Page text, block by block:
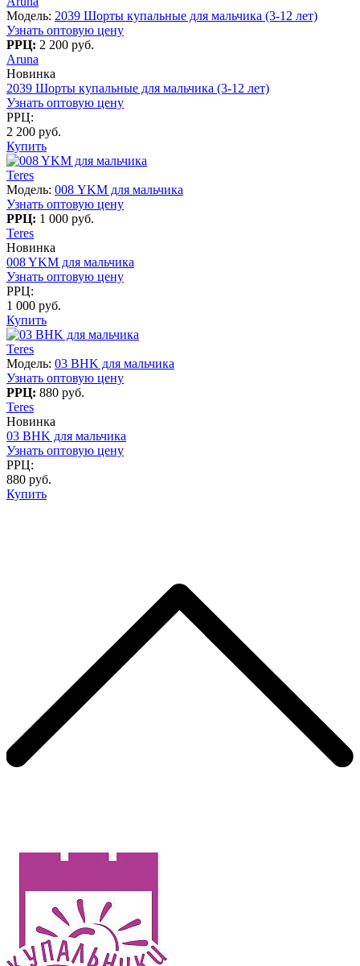
Модель: 2039 Шорты купальные для мальчика (3-12 лет)
Узнать оптовую цену
РРЦ: 2 200 руб.
Aruna
Новинка
2039 Шорты купальные для мальчика (3-12 лет)
Узнать оптовую цену
РРЦ:
2 200 руб.
Купить
Teres
Модель: 008 YKM для мальчика
Узнать оптовую цену
РРЦ: 1 000 руб.
Teres
Новинка
008 YKM для мальчика
Узнать оптовую цену
РРЦ:
1 000 руб.
Купить
Teres
Модель: 03 BHK для мальчика
Узнать оптовую цену
РРЦ: 880 руб.
Teres
Новинка
03 BHK для мальчика
Узнать оптовую цену
РРЦ:
880 руб.
Купить